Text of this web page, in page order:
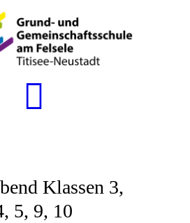
Klassen 3,
5, 9, 10